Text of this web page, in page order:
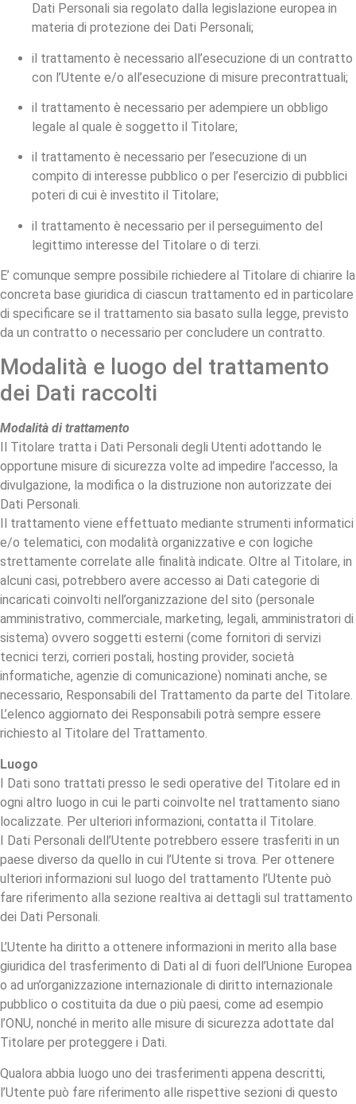
Dati Personali sia regolato dalla legislazione europea in
materia di protezione dei Dati Personali;
il trattamento è necessario all’esecuzione di un contratto
con l’Utente e/o all’esecuzione di misure precontrattuali;
il trattamento è necessario per adempiere un obbligo
legale al quale è soggetto il Titolare;
il trattamento è necessario per l’esecuzione di un
compito di interesse pubblico o per l’esercizio di pubblici
poteri di cui è investito il Titolare;
il trattamento è necessario per il perseguimento del
legittimo interesse del Titolare o di terzi.
E’ comunque sempre possibile richiedere al Titolare di chiarire la
concreta base giuridica di ciascun trattamento ed in particolare
di specificare se il trattamento sia basato sulla legge, previsto
da un contratto o necessario per concludere un contratto.
Modalità e luogo del trattamento
dei Dati raccolti
Modalità di trattamento
Il Titolare tratta i Dati Personali degli Utenti adottando le
opportune misure di sicurezza volte ad impedire l’accesso, la
divulgazione, la modifica o la distruzione non autorizzate dei
Dati Personali.
Il trattamento viene effettuato mediante strumenti informatici
e/o telematici, con modalità organizzative e con logiche
strettamente correlate alle finalità indicate. Oltre al Titolare, in
alcuni casi, potrebbero avere accesso ai Dati categorie di
incaricati coinvolti nell’organizzazione del sito (personale
amministrativo, commerciale, marketing, legali, amministratori di
sistema) ovvero soggetti esterni (come fornitori di servizi
tecnici terzi, corrieri postali, hosting provider, società
informatiche, agenzie di comunicazione) nominati anche, se
necessario, Responsabili del Trattamento da parte del Titolare.
L’elenco aggiornato dei Responsabili potrà sempre essere
richiesto al Titolare del Trattamento.
Luogo
I Dati sono trattati presso le sedi operative del Titolare ed in
ogni altro luogo in cui le parti coinvolte nel trattamento siano
localizzate. Per ulteriori informazioni, contatta il Titolare.
I Dati Personali dell’Utente potrebbero essere trasferiti in un
paese diverso da quello in cui l’Utente si trova. Per ottenere
ulteriori informazioni sul luogo del trattamento l’Utente può
fare riferimento alla sezione realtiva ai dettagli sul trattamento
dei Dati Personali.
L’Utente ha diritto a ottenere informazioni in merito alla base
giuridica del trasferimento di Dati al di fuori dell’Unione Europea
o ad un’organizzazione internazionale di diritto internazionale
pubblico o costituita da due o più paesi, come ad esempio
l’ONU, nonché in merito alle misure di sicurezza adottate dal
Titolare per proteggere i Dati.
Qualora abbia luogo uno dei trasferimenti appena descritti,
l’Utente può fare riferimento alle rispettive sezioni di questo